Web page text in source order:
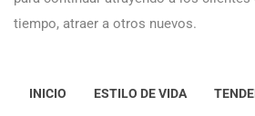
tiempo, atraer a otros nuevos.
INICIO ESTILO DE VIDA